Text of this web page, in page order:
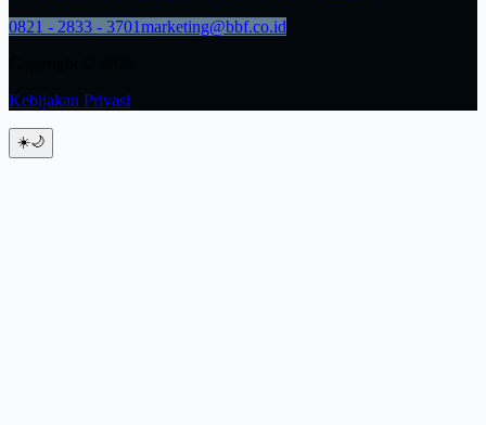
0821 - 2833 - 3701marketing@bbf.co.id
Kebijakan Privasi
☀️🌙